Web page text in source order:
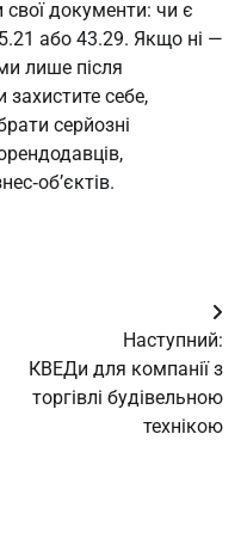
документи: чи є
або 43.29. Якщо ні —
лише після
себе,
серйозні
Наступний:
КВЕДи для компанії з
торгівлі будівельною
технікою